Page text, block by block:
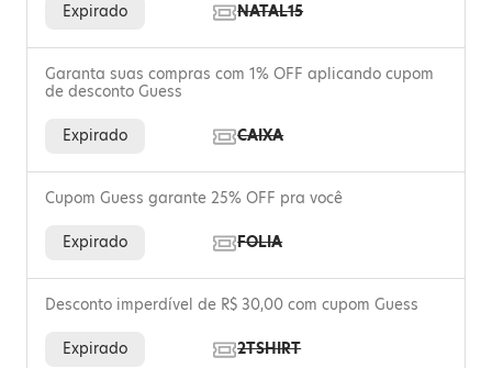
Expirado NATAL15
Garanta suas compras com 1% OFF aplicando cupom
de desconto Guess
Expirado CAIXA
Cupom Guess garante 25% OFF pra você
Expirado FOLIA
Desconto imperdível de R$ 30,00 com cupom Guess
Expirado 2TSHIRT